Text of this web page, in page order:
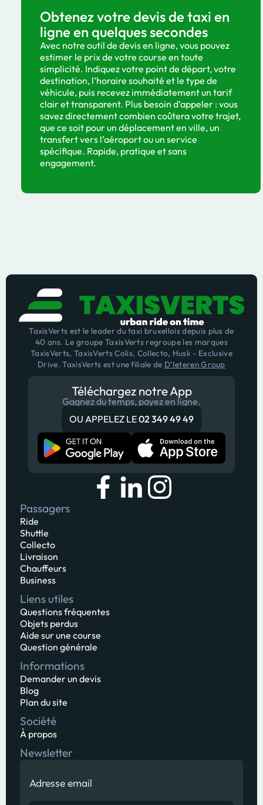
Obtenez votre devis de taxi en
ligne en quelques secondes
Avec notre outil de devis en ligne, vous pouvez
estimer le prix de votre course en toute
simplicité. Indiquez votre point de départ, votre
destination, l’horaire souhaité et le type de
véhicule, puis recevez immédiatement un tarif
clair et transparent. Plus besoin d’appeler : vous
savez directement combien coûtera votre trajet,
que ce soit pour un déplacement en ville, un
transfert vers l’aéroport ou un service
spécifique. Rapide, pratique et sans
engagement.
TaxisVerts est le leader du taxi bruxellois depuis plus de
40 ans. Le groupe TaxisVerts regroupe les marques
TaxisVerts, TaxisVerts Colis, Collecto, Husk - Exclusive
Drive. TaxisVerts est une filiale de D’Ieteren Group
Téléchargez notre App
Gagnez du temps, payez en ligne.
OU APPELEZ LE02 349 49 49
Passagers
Ride
Shuttle
Collecto
Livraison
Chauffeurs
Business
Liens utiles
Questions fréquentes
Objets perdus
Aide sur une course
Question générale
Informations
Demander un devis
Blog
Plan du site
Société
À propos
Newsletter